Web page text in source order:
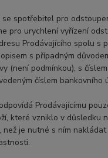
se spotřebitel pro
pro urychlení vyřízení
Prodávajícího spolu s
s případným
(není podmínkou), s
číslem bankovního
Prodávajícímu
které vzniklo v důsledku
než je nutné s ním